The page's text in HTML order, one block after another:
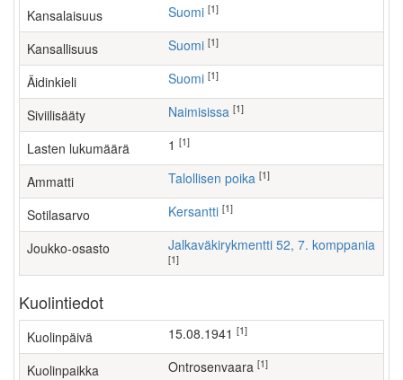
Kansalaisuus Suomi [1]
Kansallisuus Suomi [1]
Äidinkieli Suomi [1]
Siviilisääty Naimisissa [1]
Lasten lukumäärä [1]
Ammatti talollisen poika [1]
Sotilasarvo Kersantti [1]
Joukko-osasto Jalkaväkirykmentti 52, 7. komppania
[1]
Kuolintiedot
Kuolinpäivä 15.08.1941 [1]
Kuolinpaikka Ontrosenvaara [1]